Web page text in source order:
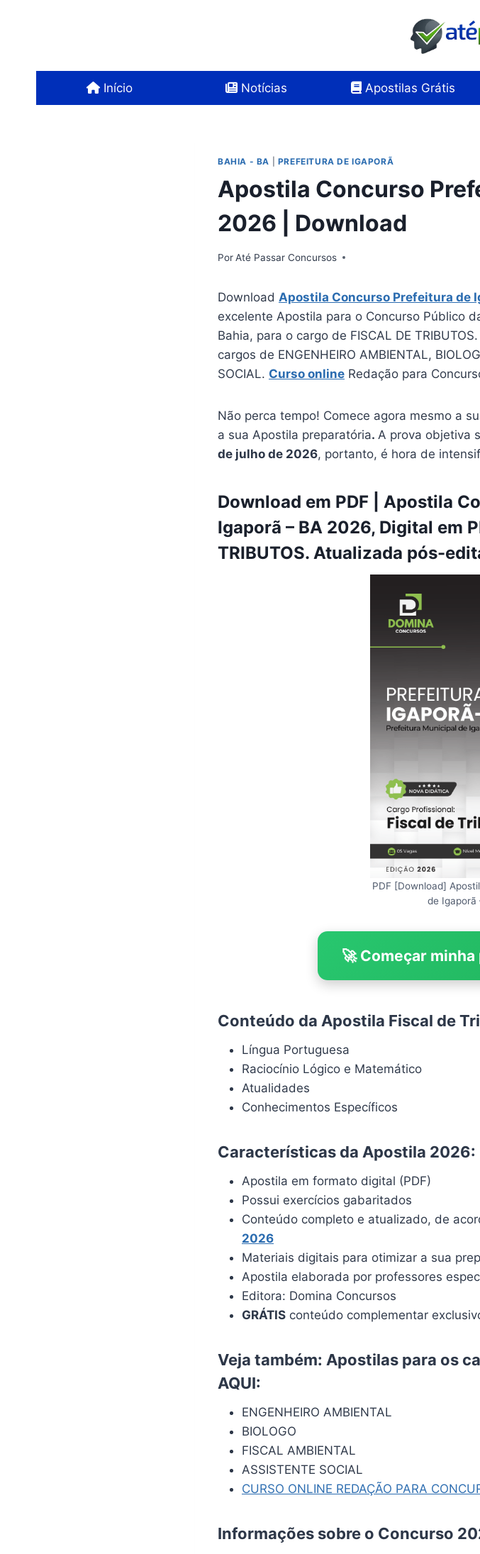
Início Notícias Apostilas Grátis
BAHIA - BA PREFEITURA DE IGAPORÃ
Apostila Concurso
2026 | Download
PorAté Passar Concursos
Download Apostila Concurso Prefeitura de
excelente Apostila para o Concurso Público
Bahia, para o cargo de FISCAL DE
cargos de ENGENHEIRO AMBIENTAL,
SOCIAL. Curso online Redação para
Não perca tempo! Comece agora mesmo a
a sua Apostila preparatória. A prova objetiva
de julho de 2026, portanto, é hora de
Download em PDF | Apostila
Igaporã – BA 2026, Digital em
TRIBUTOS. Atualizada pós-
PDF [Download]
de Igaporã
🚀 Começar
Conteúdo da Apostila Fiscal de
Língua Portuguesa
Raciocínio Lógico e Matemático
Atualidades
Conhecimentos Específicos
Características da Apostila 2026:
Apostila em formato digital (PDF)
Possui exercícios gabaritados
Conteúdo completo e atualizado, de
2026
Materiais digitais para otimizar a sua
Apostila elaborada por professores
Editora: Domina Concursos
GRÁTIS conteúdo complementar
Veja também: Apostilas para os
AQUI:
ENGENHEIRO AMBIENTAL
BIOLOGO
FISCAL AMBIENTAL
ASSISTENTE SOCIAL
CURSO ONLINE REDAÇÃO PARA
Informações sobre o Concurso